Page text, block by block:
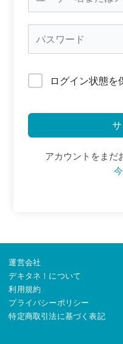
ログイン状態を
アカウントをまだ
運営会社
デキタネ！について
利用規約
プライバシーポリシー
特定商取引法に基づく表記